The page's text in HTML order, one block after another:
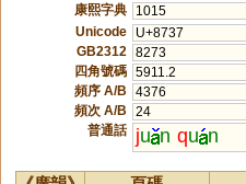
康熙字典
1015
Unicode
U+8737
GB2312
8273
四角號碼 5911.2
頻序 A/B
4376
頻次 A/B
24
普通話
ju n qu n